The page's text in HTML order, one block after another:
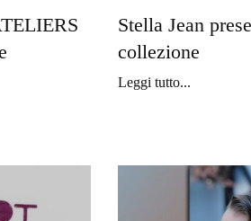
Stella Jean
collezione
Leggi tutto...